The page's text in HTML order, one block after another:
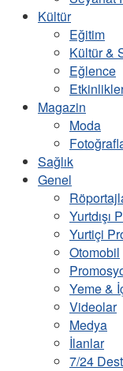
Kültür
Eğitim
Kültür &
Eğlence
Magazin
Moda
Sağlık
Genel
Yurtdışı
Yurtiçi
Otomobil
Yeme &
Videolar
Medya
İlanlar
7/24